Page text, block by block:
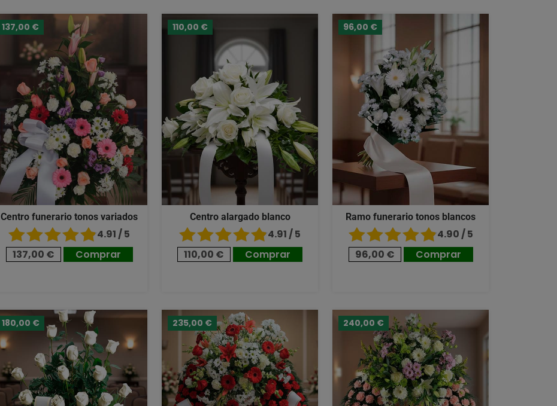
137,00 €
Centro funerario tonos variados
4.91 / 5
137,00 €
Comprar
110,00 €
Centro alargado blanco
4.91 / 5
110,00 €
Comprar
96,00 €
Ramo funerario tonos blancos
4.90 / 5
96,00 €
Comprar
180,00 € 235,00 € 240,00 €